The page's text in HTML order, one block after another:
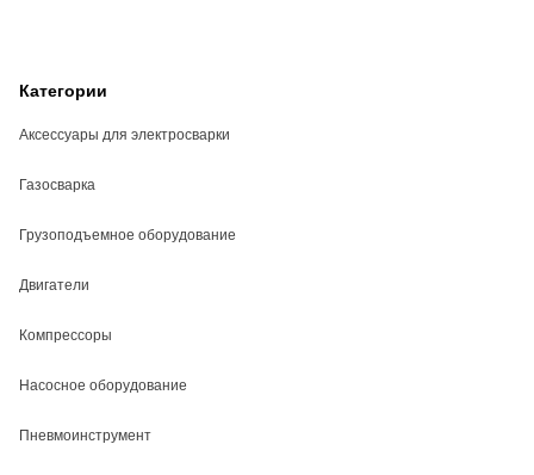
Категории
Аксессуары для электросварки
Газосварка
Грузоподъемное оборудование
Двигатели
Компрессоры
Насосное оборудование
Пневмоинструмент